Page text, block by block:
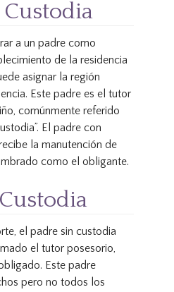
a un padre como
de la residencia
asignar la región
Este padre es el tutor
comúnmente referido
El padre con
la manutención de
como el obligante.
el padre sin custodia
el tutor posesorio,
Este padre
pero no todos los